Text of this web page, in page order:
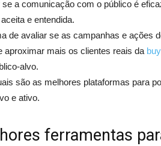
se a comunicação com o público é
e entendida.
de avaliar se as campanhas e ações
aproximar mais os clientes reais da
alvo.
são as melhores plataformas para
e ativo.
ferramentas